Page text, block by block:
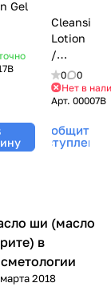
Gel
Cleansing
Lotion
/
Лосьон
Mesoforia
- 200
мл
0
0
Нет в
Арт.00007B
Сообщить о
поступлении
Уход за телом
ши (масло
в
2018